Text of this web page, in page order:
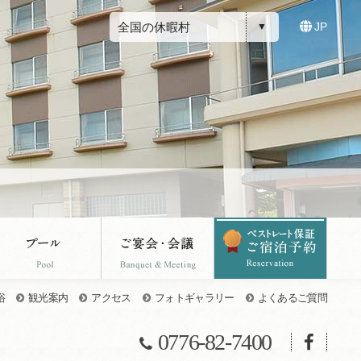
全国の休暇村 JP
観光案内 アクセス フォトギャラリー よくあるご質問
0776-82-7400